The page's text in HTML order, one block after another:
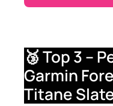
🥉 Top 3 –
Garmin
Titane